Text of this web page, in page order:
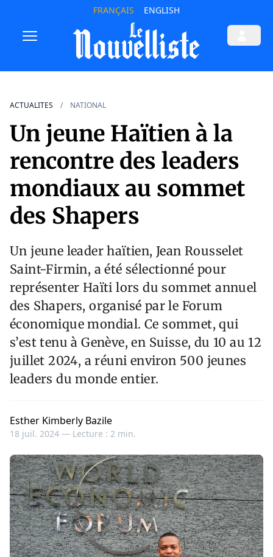
FRANÇAIS ENGLISH
ACTUALITES NATIONAL
Un jeune Haïtien à la
rencontre des leaders
mondiaux au sommet
des Shapers
Un jeune leader haïtien, Jean Rousselet
Saint-Firmin, a été sélectionné pour
représenter Haïti lors du sommet annuel
des Shapers, organisé par le Forum
économique mondial. Ce sommet, qui
s’est tenu à Genève, en Suisse, du 10 au 12
juillet 2024, a réuni environ 500 jeunes
leaders du monde entier.
Esther Kimberly Bazile
18 juil. 2024 — Lecture : 2 min.